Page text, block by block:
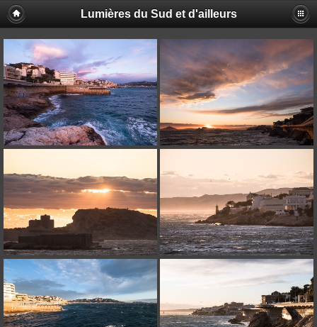
Lumières du Sud et d'ailleurs